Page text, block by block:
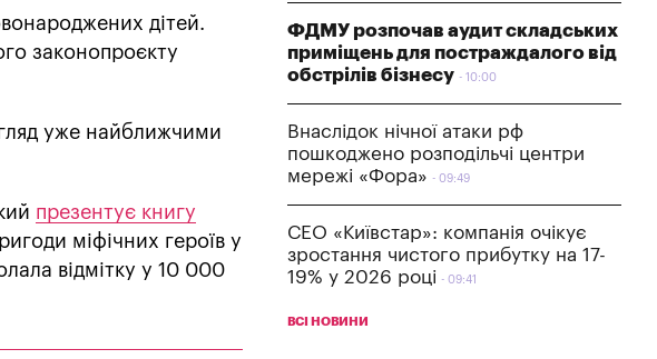
дітей.
законопроєкту
уже найближчими
презентує книгу
міфічних героїв у
відмітку у 10 000
ФДМУ розпочав аудит складських
приміщень для постраждалого від
обстрілів бізнесу
10:00
Внаслідок нічної атаки рф
пошкоджено розподільчі центри
мережі «Фора»
09:49
СЕО «Київстар»: компанія очікує
зростання чистого прибутку на 17-
19% у 2026 році
09:41
ВСІ НОВИНИ